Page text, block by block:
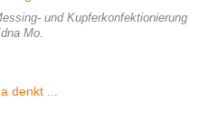
und Kupferkonfektionierung
Mo.
denkt ...